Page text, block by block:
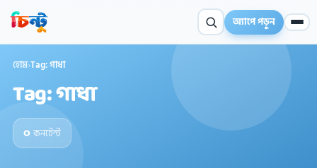
অ্যাপে পড়ুন
হোম›Tag: গাধা
Tag: গাধা
০ কনটেন্ট